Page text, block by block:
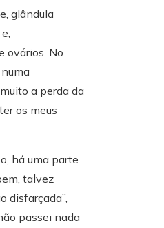
glândula
ovários. No
a perda da
os meus
há uma parte
talvez
disfarçada”,
passei nada